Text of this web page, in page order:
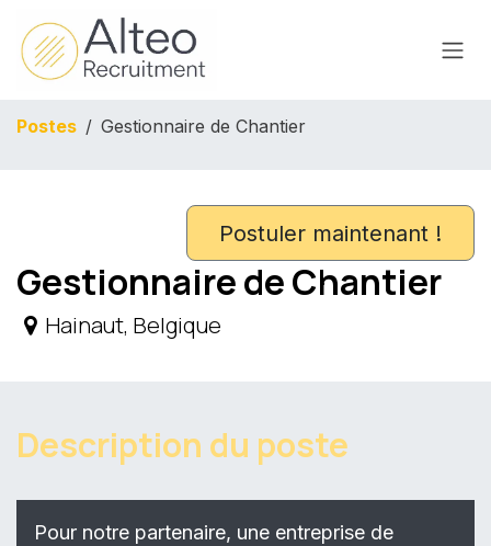
Se rendre au contenu
Postes Gestionnaire de Chantier
Postuler maintenant !
Gestionnaire de Chantier
Hainaut, Belgique
Description du poste
Pour notre partenaire, une entreprise de